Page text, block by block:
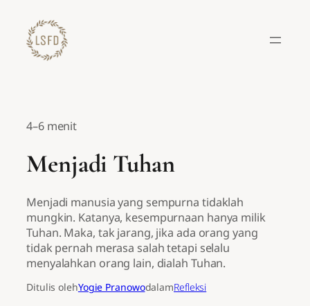
konten
4–6 menit
Menjadi Tuhan
Menjadi manusia yang sempurna tidaklah
mungkin. Katanya, kesempurnaan hanya milik
Tuhan. Maka, tak jarang, jika ada orang yang
tidak pernah merasa salah tetapi selalu
menyalahkan orang lain, dialah Tuhan.
Ditulis olehYogie PranowodalamRefleksi